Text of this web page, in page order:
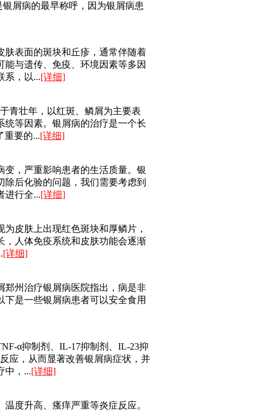
屑病的最早称呼，因为银屑病患
肤表面的斑块和丘疹，通常伴随着
与遗传、免疫、环境因素等多因
系，以...[详细]
青壮年，以红斑、鳞屑为主要表
等因素。银屑病的治疗是一个长
重要的...[详细]
，严重影响患者的生活质量。银
后化验的问题，我们需要考虑到
进行全...[详细]
皮肤上出现红色斑块和厚鳞片，
，人体免疫系统和皮肤功能会逐渐
[详细]
郑州治疗银屑病医院指出，病是非
是一些银屑病患者可以安全食用
α抑制剂、IL-17抑制剂、IL-23抑
应，从而显著改善银屑病症状，并
中，...[详细]
度升高、瘙痒严重等炎症反应。